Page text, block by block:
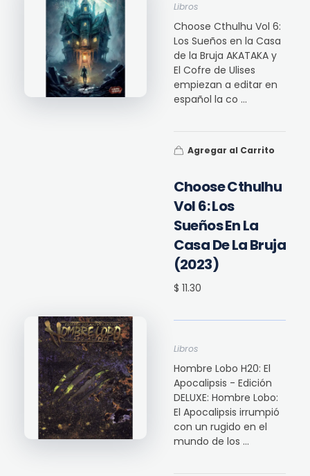
Choose Cthulhu
Vol 6: Los
Sueños En La
Casa De La Bruja
(2023)
$ 11.30
Libros
Choose Cthulhu Vol 6:
Los Sueños en la Casa
de la Bruja AKATAKA y
El Cofre de Ulises
empiezan a editar en
español la co ...
Agregar al Carrito
Libros
Hombre Lobo H20: El
Apocalipsis - Edición
DELUXE: Hombre Lobo:
El Apocalipsis irrumpió
con un rugido en el
mundo de los ...